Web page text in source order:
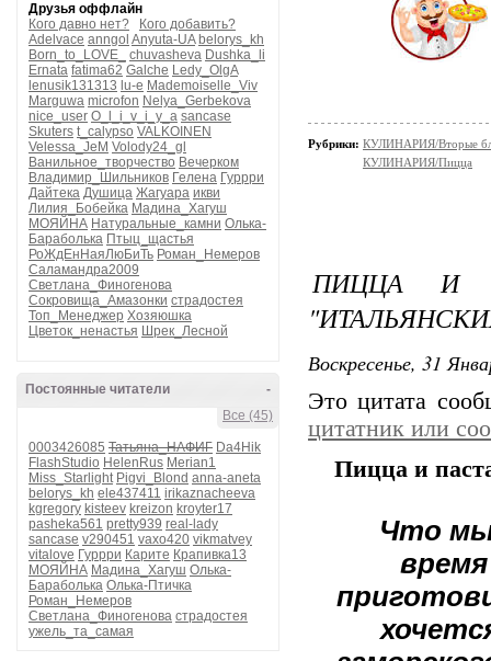
Друзья оффлайн
Кого давно нет?
Кого добавить?
Adelvace anngol Anyuta-UA belorys_kh
Born_to_LOVE_
chuvasheva Dushka_li
Ernata fatima62 Galche Ledy_OlgA
lenusik131313 lu-e Mademoiselle_Viv
Marguwa microfon Nelya_Gerbekova
nice_user O_l_i_v_i_y_a sancase
Skuters t_calypso VALKOINEN
Velessa_JeM Volody24_gl
Ванильное_творчество Вечерком
Владимир_Шильников Гелена Гуррри
Дайтека Душица Жагуара икви
Лилия_Бобейка Мадина_Хагуш
МОЯЙНА Натуральные_камни Олька-
Бараболька Птыц_щастья
РоЖдЕнНаяЛюБиТь Роман_Немеров
Саламандра2009
Светлана_Финогенова
Сокровища_Амазонки страдостея
Топ_Менеджер Хозяюшка
Цветок_ненастья Шрек_Лесной
-
Постоянные читатели
Все (45)
0003426085 Татьяна_НАФИГ Da4Hik
FlashStudio HelenRus Merian1
Miss_Starlight Pigvi_Blond anna-aneta
belorys_kh ele437411 irikaznacheeva
kgregory kisteev kreizon kroyter17
pasheka561 pretty939 real-lady
sancase v290451 vaxo420 vikmatvey
vitalove Гуррри Карите Крапивка13
МОЯЙНА Мадина_Хагуш Олька-
Бараболька Олька-Птичка
Роман_Немеров
Светлана_Финогенова страдостея
ужель_та_самая
Рубрики: КУЛИНАРИЯ/Вторые
КУЛИНАРИЯ/Пицца
ПИЦЦА И
Воскресенье, 31
Это цитата
цитатник или
Пицца и
Что мы